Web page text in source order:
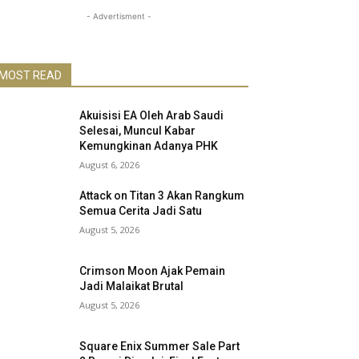
- Advertisment -
READ
Akuisisi EA Oleh Arab Saudi
Selesai, Muncul Kabar
Kemungkinan Adanya PHK
August 6, 2026
Attack on Titan 3 Akan Rangkum
Semua Cerita Jadi Satu
August 5, 2026
Crimson Moon Ajak Pemain
Jadi Malaikat Brutal
August 5, 2026
Square Enix Summer Sale Part